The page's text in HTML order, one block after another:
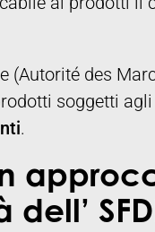
(Autorité des
soggetti agli
.